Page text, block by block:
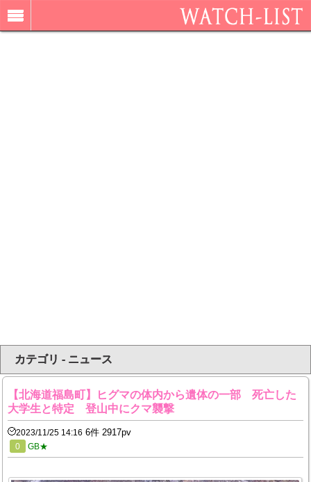
カテゴリ - ニュース
【北海道福島町】ヒグマの体内から遺体の一部 死亡した
大学生と特定 登山中にクマ襲撃
2023/11/25 14:16 6件 2917pv
0 GB★